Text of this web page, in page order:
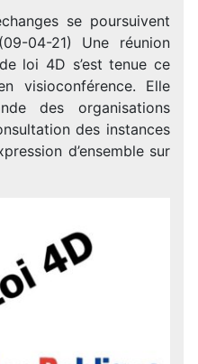
se poursuivent
04-21) Une réunion
loi 4D s’est tenue ce
visioconférence. Elle
des organisations
des instances
d’ensemble sur